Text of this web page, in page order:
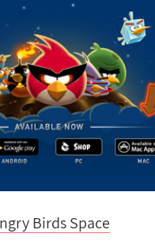
Birds Space